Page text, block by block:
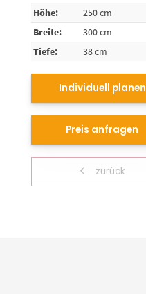
Höhe:
250 cm
Breite:
300 cm
Tiefe:
38 cm
Individuell planen
Preis anfragen
zurück